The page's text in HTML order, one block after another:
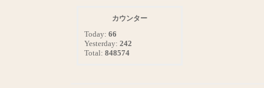
カウンター
Today: 66
Yesterday: 242
Total: 848574